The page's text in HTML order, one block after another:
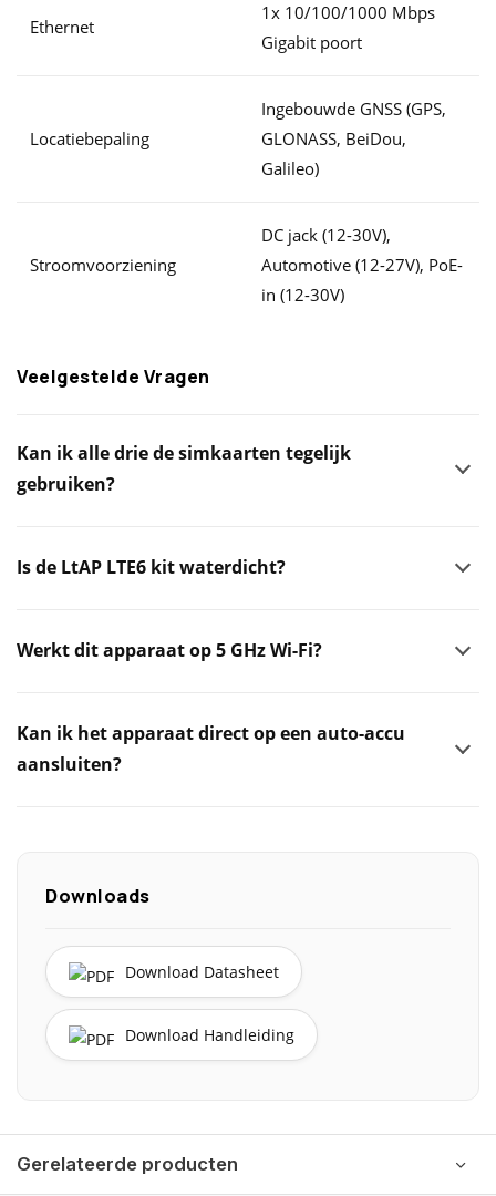
Ethernet
1x 10/100/1000 Mbps
Gigabit poort
Locatiebepaling
Ingebouwde GNSS (GPS,
GLONASS, BeiDou,
Galileo)
Stroomvoorziening
DC jack (12-30V),
Automotive (12-27V), PoE-
in (12-30V)
Veelgestelde Vragen
Kan ik alle drie de simkaarten tegelijk
gebruiken?
Is de LtAP LTE6 kit waterdicht?
Werkt dit apparaat op 5 GHz Wi-Fi?
Kan ik het apparaat direct op een auto-accu
aansluiten?
Downloads
Download Datasheet
Download Handleiding
Gerelateerde producten